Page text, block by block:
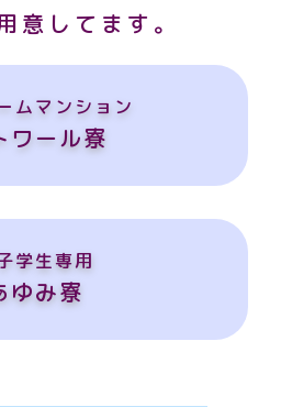
意してます。
ムマンション
ワール寮
学生専用
ゆみ寮